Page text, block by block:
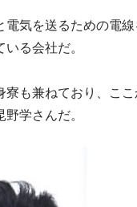
気を送るための電
る会社だ。
も兼ねており、こ
学さんだ。